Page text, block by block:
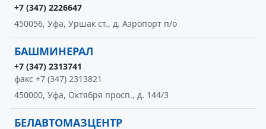
+7 (347) 2226647
450056, Уфа, Уршак ст., д. Аэропорт п/о
БАШМИНЕРАЛ
+7 (347) 2313741
факс +7 (347) 2313821
450000, Уфа, Октября просп., д. 144/3
БЕЛАВТОМАЗЦЕНТР